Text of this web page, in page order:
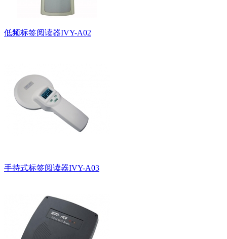
低频标签阅读器IVY-A02
手持式标签阅读器IVY-A03